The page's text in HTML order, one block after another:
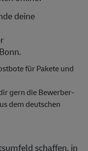
deine
für Pakete und
gern die Bewerber-
dem deutschen
schaffen, in